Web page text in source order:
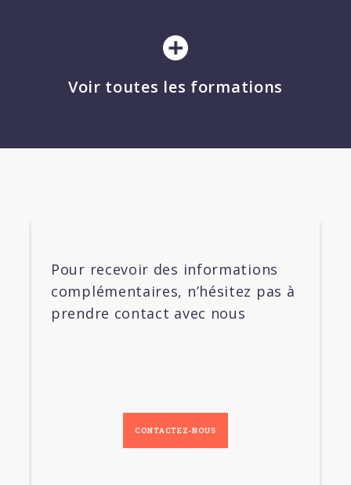
Voir toutes les formations
Pour recevoir des informations
complémentaires, n’hésitez pas à
prendre contact avec nous
CONTACTEZ-NOUS